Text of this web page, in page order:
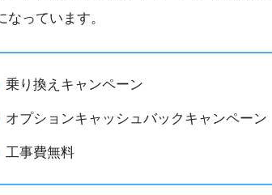
なっています。
乗り換えキャンペーン
オプションキャッシュバックキャンペーン
工事費無料